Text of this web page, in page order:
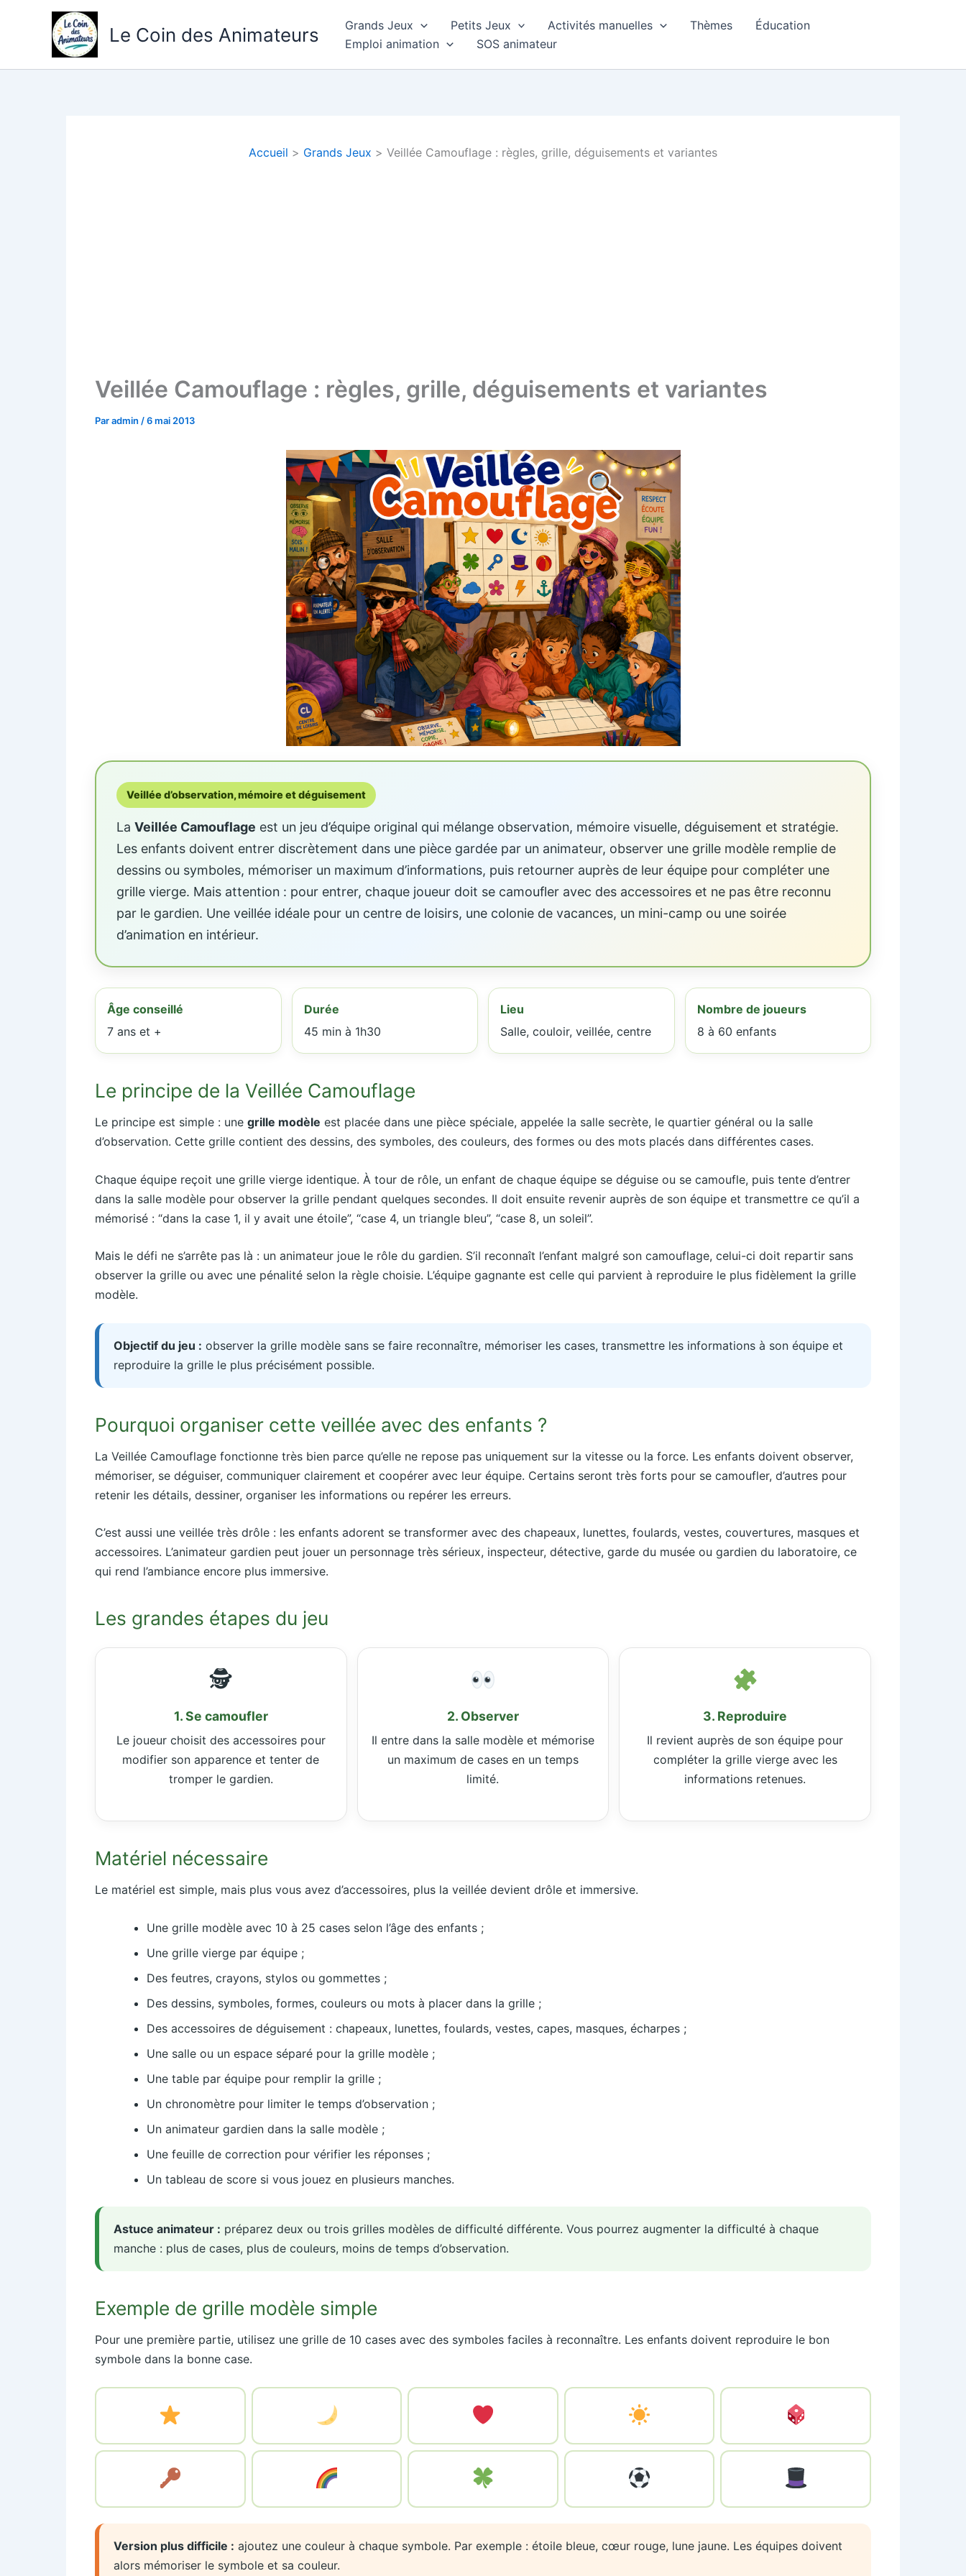
Le Coin des Animateurs Grands Jeux Petits Jeux Activités manuelles Thèmes
Éducation
Emploi animation
SOS animateur
Accueil Grands Jeux Veillée Camouflage : règles, grille, déguisements et variantes
Veillée Camouflage : règles, grille, déguisements et variantes
Paradmin /6 mai 2013
Veillée d’observation, mémoire et déguisement
La Veillée Camouflage est un jeu d’équipe original qui mélange observation, mémoire visuelle, déguisement et stratégie.
Les enfants doivent entrer discrètement dans une pièce gardée par un animateur, observer une grille modèle remplie de
dessins ou symboles, mémoriser un maximum d’informations, puis retourner auprès de leur équipe pour compléter une
grille vierge. Mais attention : pour entrer, chaque joueur doit se camoufler avec des accessoires et ne pas être reconnu
par le gardien. Une veillée idéale pour un centre de loisirs, une colonie de vacances, un mini-camp ou une soirée
d’animation en intérieur.
Âge conseillé
7 ans et +
Durée
45 min à 1h30
Lieu
Salle, couloir, veillée, centre
Nombre de joueurs
8 à 60 enfants
Le principe de la Veillée Camouflage
Le principe est simple : une grille modèle est placée dans une pièce spéciale, appelée la salle secrète, le quartier général ou la salle
d’observation. Cette grille contient des dessins, des symboles, des couleurs, des formes ou des mots placés dans différentes cases.
Chaque équipe reçoit une grille vierge identique. À tour de rôle, un enfant de chaque équipe se déguise ou se camoufle, puis tente d’entrer
dans la salle modèle pour observer la grille pendant quelques secondes. Il doit ensuite revenir auprès de son équipe et transmettre ce qu’il a
mémorisé : “dans la case 1, il y avait une étoile”, “case 4, un triangle bleu”, “case 8, un soleil”.
Mais le défi ne s’arrête pas là : un animateur joue le rôle du gardien. S’il reconnaît l’enfant malgré son camouflage, celui-ci doit repartir sans
observer la grille ou avec une pénalité selon la règle choisie. L’équipe gagnante est celle qui parvient à reproduire le plus fidèlement la grille
modèle.
Objectif du jeu : observer la grille modèle sans se faire reconnaître, mémoriser les cases, transmettre les informations à son équipe et
reproduire la grille le plus précisément possible.
Pourquoi organiser cette veillée avec des enfants ?
La Veillée Camouflage fonctionne très bien parce qu’elle ne repose pas uniquement sur la vitesse ou la force. Les enfants doivent observer,
mémoriser, se déguiser, communiquer clairement et coopérer avec leur équipe. Certains seront très forts pour se camoufler, d’autres pour
retenir les détails, dessiner, organiser les informations ou repérer les erreurs.
C’est aussi une veillée très drôle : les enfants adorent se transformer avec des chapeaux, lunettes, foulards, vestes, couvertures, masques et
accessoires. L’animateur gardien peut jouer un personnage très sérieux, inspecteur, détective, garde du musée ou gardien du laboratoire, ce
qui rend l’ambiance encore plus immersive.
Les grandes étapes du jeu
🕵️
1. Se camoufler
Le joueur choisit des accessoires pour
modifier son apparence et tenter de
tromper le gardien.
2. Observer
Il entre dans la salle modèle et mémorise
un maximum de cases en un temps
limité.
3. Reproduire
Il revient auprès de son équipe pour
compléter la grille vierge avec les
informations retenues.
Matériel nécessaire
Le matériel est simple, mais plus vous avez d’accessoires, plus la veillée devient drôle et immersive.
Une grille modèle avec 10 à 25 cases selon l’âge des enfants ;
Une grille vierge par équipe ;
Des feutres, crayons, stylos ou gommettes ;
Des dessins, symboles, formes, couleurs ou mots à placer dans la grille ;
Des accessoires de déguisement : chapeaux, lunettes, foulards, vestes, capes, masques, écharpes ;
Une salle ou un espace séparé pour la grille modèle ;
Une table par équipe pour remplir la grille ;
Un chronomètre pour limiter le temps d’observation ;
Un animateur gardien dans la salle modèle ;
Une feuille de correction pour vérifier les réponses ;
Un tableau de score si vous jouez en plusieurs manches.
Astuce animateur : préparez deux ou trois grilles modèles de difficulté différente. Vous pourrez augmenter la difficulté à chaque
manche : plus de cases, plus de couleurs, moins de temps d’observation.
Exemple de grille modèle simple
Pour une première partie, utilisez une grille de 10 cases avec des symboles faciles à reconnaître. Les enfants doivent reproduire le bon
symbole dans la bonne case.
Version plus difficile : ajoutez une couleur à chaque symbole. Par exemple : étoile bleue, cœur rouge, lune jaune. Les équipes doivent
alors mémoriser le symbole et sa couleur.